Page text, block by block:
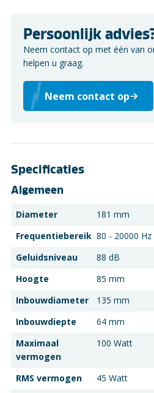
Persoonlijk
Neem contact op met één van
helpen u graag.
Neem contact op
Specificaties
Algemeen
Diameter
181 mm
Frequentiebereik 80 - 20000 Hz
Geluidsniveau
88 dB
Hoogte
85 mm
Inbouwdiameter
135 mm
Inbouwdiepte
64 mm
Maximaal
vermogen
100 Watt
RMS vermogen
45 Watt